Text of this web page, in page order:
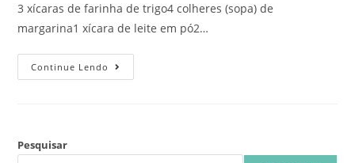
3 xícaras de farinha de trigo4 colheres (sopa) de
margarina1 xícara de leite em pó2…
Continue Lendo
Pesquisar